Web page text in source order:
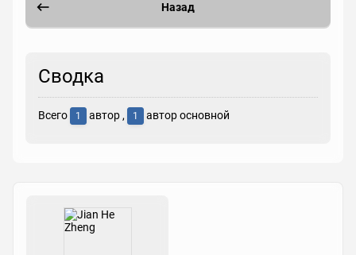
Назад
Сводка
Всего 1 автор , 1 автор основной